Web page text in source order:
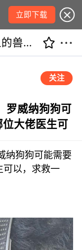
立即下载
prato有没有中国人的兽医，罗威纳狗狗可能需要正骨，脱骨了。 有哪位大佬医生可
关注
罗威纳狗狗可
大佬医生可
纳狗狗可能需要
可以，求救一